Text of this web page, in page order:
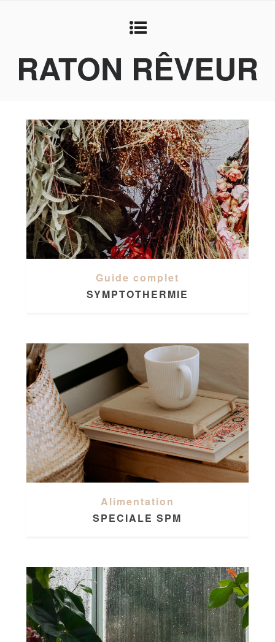
RATON RÊVEUR
Guide complet
SYMPTOTHERMIE
Alimentation
SPECIALE SPM